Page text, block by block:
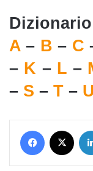
A – B – C
– K – L –
– S – T – U
Facebook